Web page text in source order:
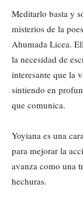
Meditarlo basta y
misterios de la
Ahumada Licea.
la necesidad de
interesante que la
sintiendo en
que comunica.
Yoyiana es una
para mejorar la
avanza como una
hechuras.